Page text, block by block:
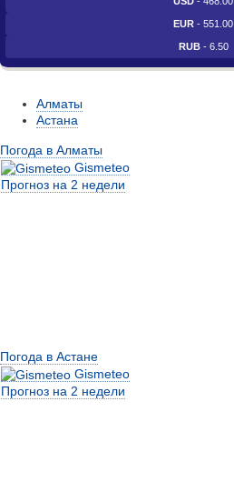
EUR - 551.00
RUB- 6.50
Алматы
Астана
Погода в Алматы
Gismeteo
Прогноз на 2 недели
Погода в Астане
Gismeteo
Прогноз на 2 недели